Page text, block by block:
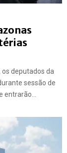
os deputados da
sessão de
entrarão...